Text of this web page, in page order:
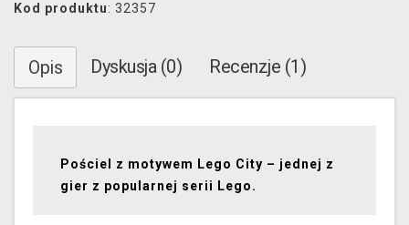
Kod produktu: 32357
Opis Dyskusja (0) Recenzje (1)
Pościel z motywem Lego City – jednej z
gier z popularnej serii Lego.